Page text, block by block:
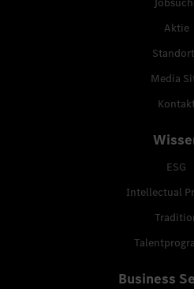
Aktie
Media
ESG
Intellectual
Business